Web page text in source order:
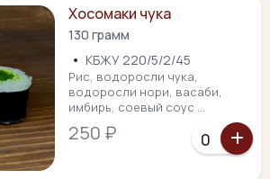
Хосомаки чука
130 грамм
• КБЖУ 220/5/2/45
Рис, водоросли чука,
водоросли нори, васаби,
имбирь, соевый соус ...
250 ₽